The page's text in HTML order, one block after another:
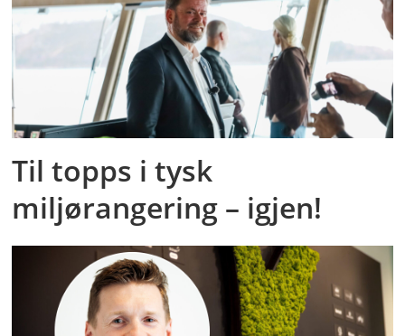
Til topps i tysk
miljørangering – igjen!